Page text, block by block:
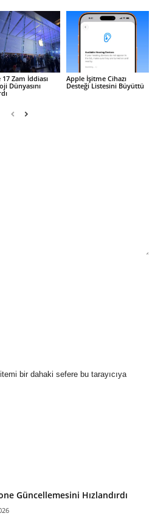
Zam İddiası
Dünyasını
Apple İşitme Cihazı
Desteği Listesini Büyüttü
bir dahaki sefere bu tarayıcıya
Güncellemesini Hızlandırdı